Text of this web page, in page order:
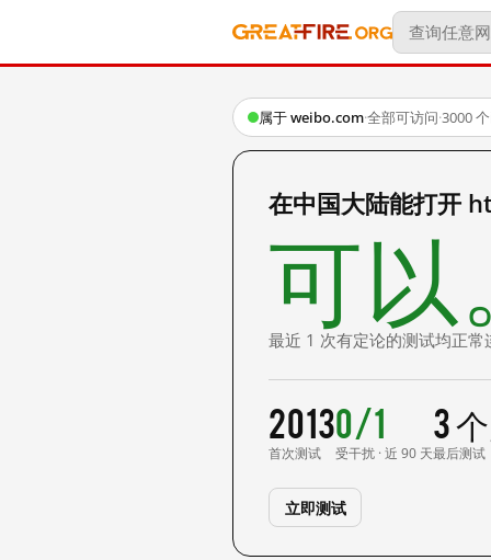
属于 weibo.com·全部可访问·3000
在中国大陆能打开
可以
最近 1 次有定论的测试均正常
2013
首次测试
0/1
受干扰 · 近 90 天
3
最后测试
立即测试